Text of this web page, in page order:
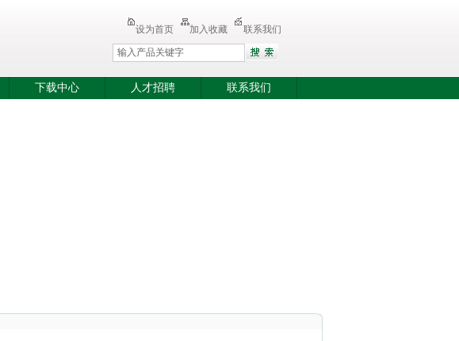
设为首页 加入收藏 联系我们
下载中心 人才招聘 联系我们